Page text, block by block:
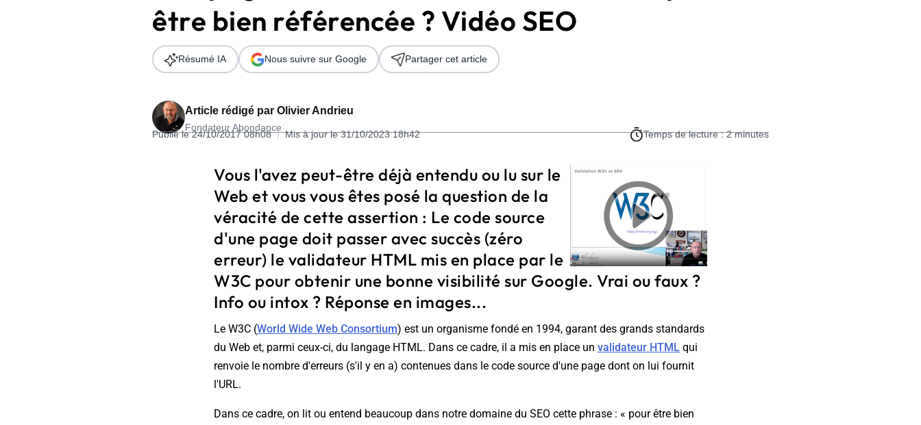
Télécharger l'Ebook
Formation SEO & GEO - Edition 2026
être bien référencée ? Vidéo SEO
Article rédigé par Olivier Andrieu
Fondateur Abondance
Publié le 24/10/2017 08h08 | Mis à jour le 31/10/2023 18h42 Temps de lecture : 2 minutes
Résumé IA Nous suivre sur Google Partager cet article
Vous l'avez peut-être déjà entendu ou lu sur le
Web et vous vous êtes posé la question de la
véracité de cette assertion : Le code source
d'une page doit passer avec succès (zéro
erreur) le validateur HTML mis en place par le
W3C pour obtenir une bonne visibilité sur Google. Vrai ou faux ?
Info ou intox ? Réponse en images...
Le W3C (World Wide Web Consortium) est un organisme fondé en 1994, garant des grands standards
du Web et, parmi ceux-ci, du langage HTML. Dans ce cadre, il a mis en place un validateur HTML qui
renvoie le nombre d'erreurs (s'il y en a) contenues dans le code source d'une page dont on lui fournit
l'URL.
Dans ce cadre, on lit ou entend beaucoup dans notre domaine du SEO cette phrase : « pour être bien